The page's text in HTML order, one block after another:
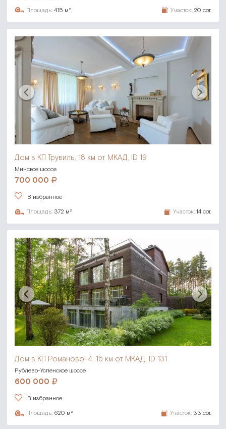
Площадь: 415 м² Участок: 20 сот.
Дом в КП Трувиль, 18 км от МКАД, ID 19
Минское шоссе
700 000
В избранное
Площадь: 372 м² Участок: 14 сот.
Дом в КП Романово-4, 15 км от МКАД, ID 131
Рублево-Успенское шоссе
600 000
В избранное
Площадь: 620 м² Участок: 33 сот.